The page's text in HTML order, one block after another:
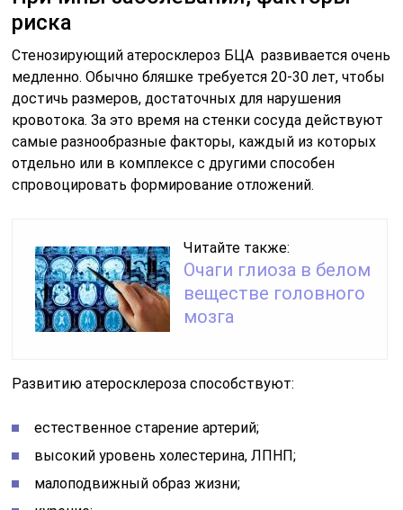
риска
Стенозирующий атеросклероз БЦА развивается очень
медленно. Обычно бляшке требуется 20-30 лет, чтобы
достичь размеров, достаточных для нарушения
кровотока. За это время на стенки сосуда действуют
самые разнообразные факторы, каждый из которых
отдельно или в комплексе с другими способен
спровоцировать формирование отложений.
Читайте также:
Очаги глиоза в белом
веществе головного
мозга
Развитию атеросклероза способствуют:
естественное старение артерий;
высокий уровень холестерина, ЛПНП;
малоподвижный образ жизни;